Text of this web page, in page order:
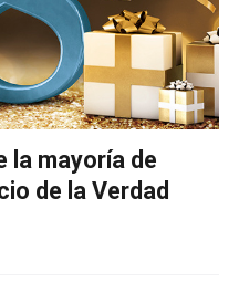
la mayoría de
de la Verdad